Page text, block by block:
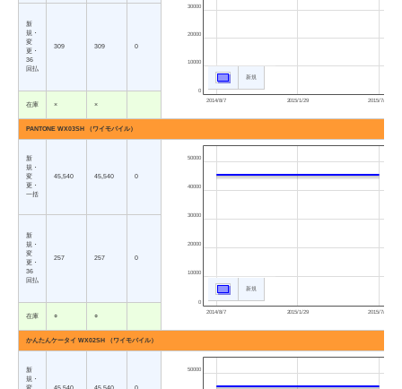
2014/8/7 2015/1/29 2015/7/23
0
10000
20000
30000
新規
新
規・
変
更・
36
回払
309 309 0
在庫 × ×
PANTONE WX03SH （ワイモバイル）
新
規・
変
更・
一括
45,540 45,540 0
2014/8/7 2015/1/29 2015/7/23
0
10000
20000
30000
40000
50000
新規
新
規・
変
更・
36
回払
257 257 0
在庫 ○ ○
かんたんケータイ WX02SH （ワイモバイル）
新
規・
変
45,540 45,540 0
50000